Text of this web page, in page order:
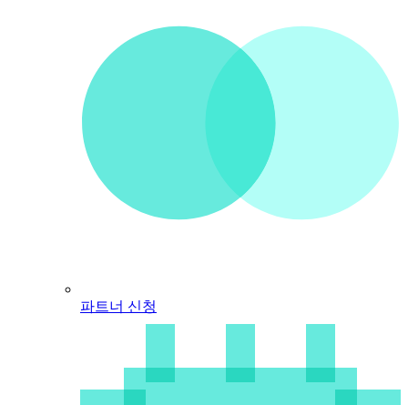
파트너 신청